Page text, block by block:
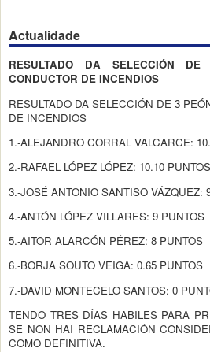
Actualidade
RESULTADO DA SELECCIÓN
CONDUCTOR DE INCENDIOS
RESULTADO DA SELECCIÓN DE 3
DE INCENDIOS
1.-ALEJANDRO CORRAL VALCARCE:
2.-RAFAEL LÓPEZ LÓPEZ: 10.10 PUNTOS
3.-JOSÉ ANTONIO SANTISO VÁZQUEZ:
4.-ANTÓN LÓPEZ VILLARES: 9 PUNTOS
5.-AITOR ALARCÓN PÉREZ: 8 PUNTOS
6.-BORJA SOUTO VEIGA: 0.65 PUNTOS
7.-DAVID MONTECELO SANTOS: 0
TENDO TRES DÍAS HABILES PARA
SE NON HAI RECLAMACIÓN
COMO DEFINITIVA.